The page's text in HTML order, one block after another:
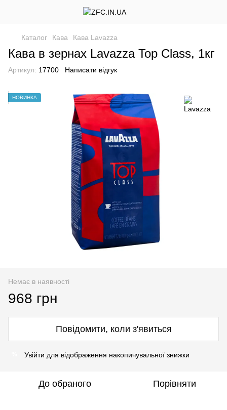
Каталог Кава Кава Lavazza
Кава в зернах Lavazza Top Class, 1кг
Артикул: 17700 Написати відгук
НОВИНКА
Немає в наявності
968 грн
Повідомити, коли з'явиться
Увійти для відображення накопичувальної знижки
До обраного Порівняти